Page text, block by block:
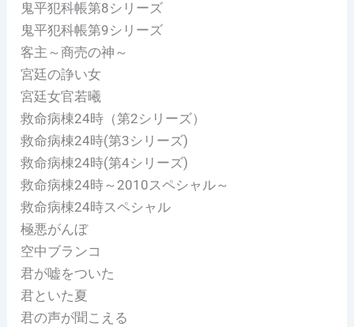
鬼平犯科帳第8シリーズ
鬼平犯科帳第9シリーズ
客主～商売の神～
宮廷の諍い女
宮廷女官若曦
救命病棟24時（第2シリーズ）
救命病棟24時(第3シリーズ)
救命病棟24時(第4シリーズ)
救命病棟24時～2010スペシャル～
救命病棟24時スペシャル
極悪がんぼ
空中ブランコ
君が嘘をついた
君といた夏
君の声が聞こえる